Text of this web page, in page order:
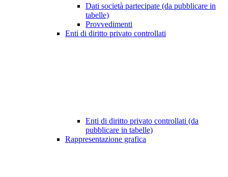
Dati società partecipate (da pubblicare in
tabelle)
Provvedimenti
Enti di diritto privato controllati
Enti di diritto privato controllati (da
pubblicare in tabelle)
Rappresentazione grafica